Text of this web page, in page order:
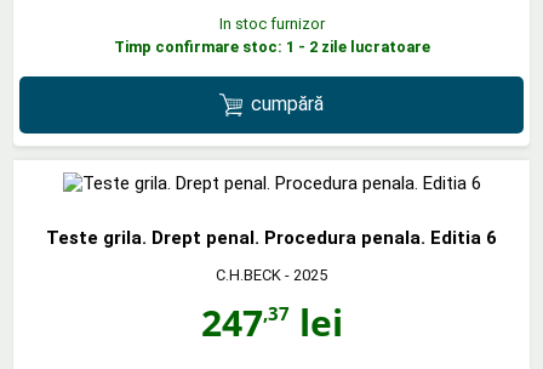
In stoc furnizor
Timp confirmare stoc: 1 - 2 zile lucratoare
cumpără
Teste grila. Drept penal. Procedura penala. Editia 6
C.H.BECK - 2025
247,37lei